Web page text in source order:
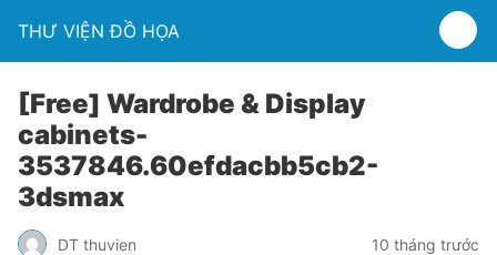
THƯ VIỆN ĐỒ HỌA
[Free] Wardrobe & Display
cabinets-
3537846.60efdacbb5cb2-
3dsmax
DT thuvien 10 tháng trước